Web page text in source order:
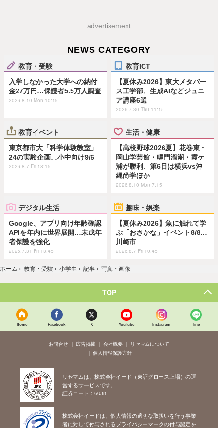
advertisement
NEWS CATEGORY
教育・受験
入学しなかった大学への納付
金27万円…保護者5.5万人調査
2026.8.10 Mon 10:15
教育ICT
【夏休み2026】東大メタバー
ス工学部、生成AIなどジュニ
ア講座6選
2026.7.30 Thu 11:15
教育イベント
東京都市大「科学体験教室」
24の実験企画…小中向け9/6
2026.8.7 Fri 18:15
生活・健康
【高校野球2026夏】花巻東・
岡山学芸館・鳴門渦潮・霞ケ
浦が勝利、第6日は横浜vs沖
縄尚学ほか
2026.8.10 Mon 7:15
デジタル生活
Google、アプリ向け年齢確認
APIを年内に世界展開…未成年
者保護を強化
2026.7.31 Fri 13:45
趣味・娯楽
【夏休み2026】魚に触れて学
ぶ「おさかな」イベント8/8…
川崎市
2026.8.7 Fri 10:45
ホーム › 教育・受験 › 小学生 › 記事 › 写真・画像
TOP
Home Facebook X YouTube Instagram line
お問合せ 広告掲載 会社概要
リセマムについて
個人情報保護方針
リセマムは、株式会社イード（東証グロース上場）の運
営するサービスです。
証券コード：6038
株式会社イードは、個人情報の適切な取扱いを行う事業
者に対して付与されるプライバシーマークの付与認定を